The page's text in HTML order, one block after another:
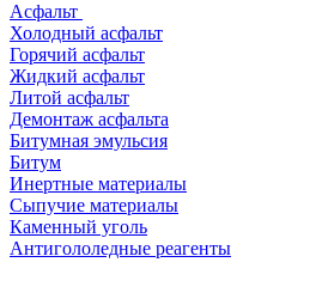
Асфальт
Холодный асфальт
Горячий асфальт
Жидкий асфальт
Литой асфальт
Демонтаж асфальта
Битумная эмульсия
Битум
Инертные материалы
Сыпучие материалы
Каменный уголь
Антигололедные реагенты